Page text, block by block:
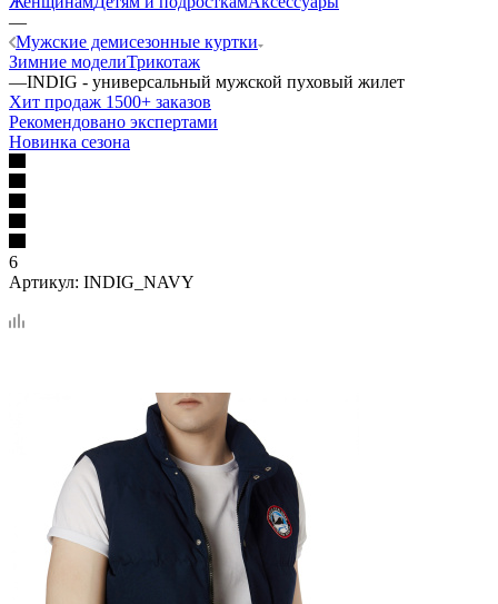
—
Мужские демисезонные куртки
Зимние моделиТрикотаж
—INDIG - универсальный мужской пуховый жилет
Хит продаж 1500+ заказов
Рекомендовано экспертами
Новинка сезона
6
Артикул: INDIG_NAVY